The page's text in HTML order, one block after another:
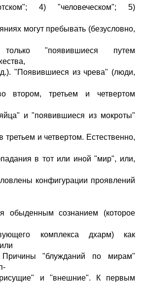
4) "человеческом"; 5)
могут пребывать (безусловно,
только "появившиеся путем
"Появившиеся из чрева" (люди,
втором, третьем и четвертом
и "появившиеся из мокроты"
третьем и четвертом. Естественно,
в тот или иной "мир", или,
конфигурации проявлений
обыденным сознанием (которое
комплекса дхарм) как
Причины "блужданий по мирам"
и "внешние". К первым